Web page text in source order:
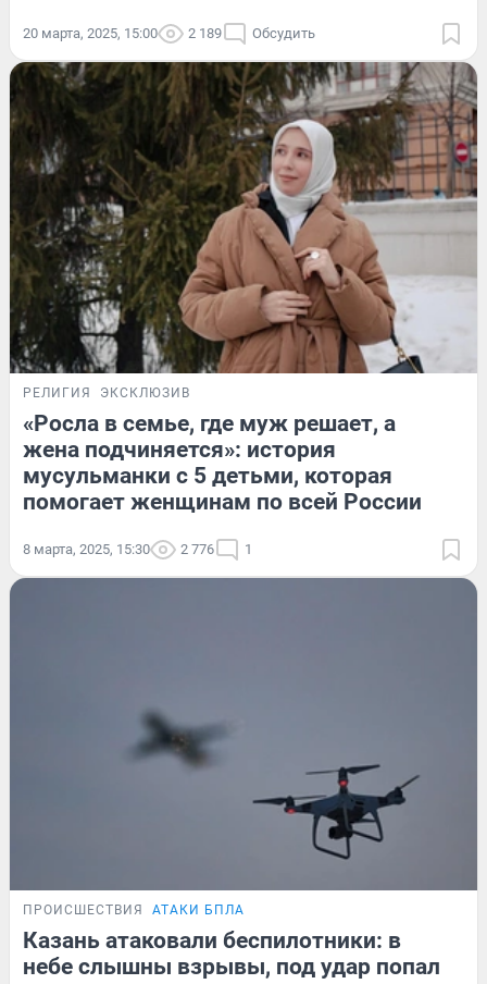
20 марта, 2025, 15:00 2 189 Обсудить
РЕЛИГИЯ ЭКСКЛЮЗИВ
«Росла в семье, где муж решает, а
жена подчиняется»: история
мусульманки с 5 детьми, которая
помогает женщинам по всей России
8 марта, 2025, 15:30 2 776 1
ПРОИСШЕСТВИЯ АТАКИ БПЛА
Казань атаковали беспилотники: в
небе слышны взрывы, под удар попал